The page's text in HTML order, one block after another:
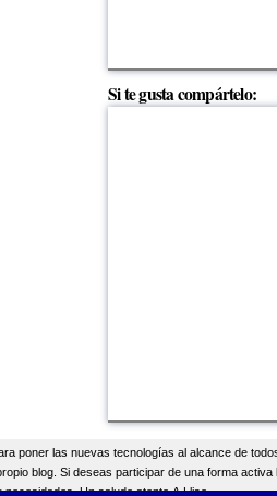
Si te gusta compártelo:
poner las nuevas tecnologías al alcance de
blog. Si deseas participar de una forma
Un saludo atento A.Lliso.